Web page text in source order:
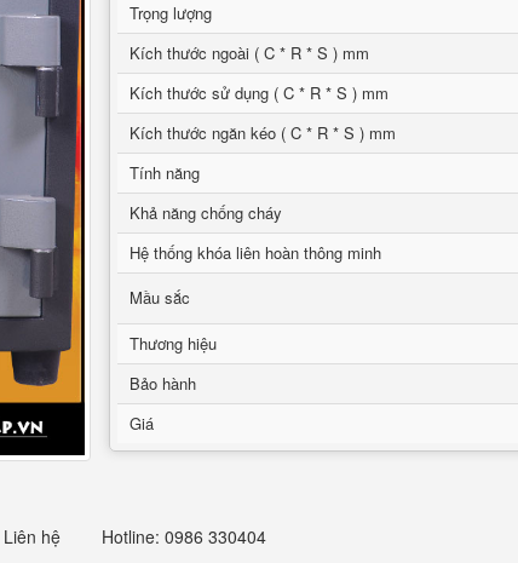
Trọng lượng
Kích thước ngoài ( C * R * S ) mm
Kích thước sử dụng ( C * R * S ) mm
Kích thước ngăn kéo ( C * R * S ) mm
Tính năng
Khả năng chống cháy
Hệ thống khóa liên hoàn thông minh
Mầu sắc
Thương hiệu
Bảo hành
Giá
Liên hệ Hotline: 0986 330404